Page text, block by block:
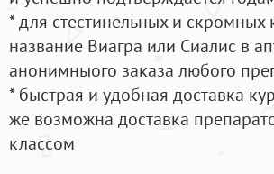
* для стестинельных и
название Виагра или Сиалис в
анонимныого заказа любого
* быстрая и удобная доставка
же возможна доставка
классом